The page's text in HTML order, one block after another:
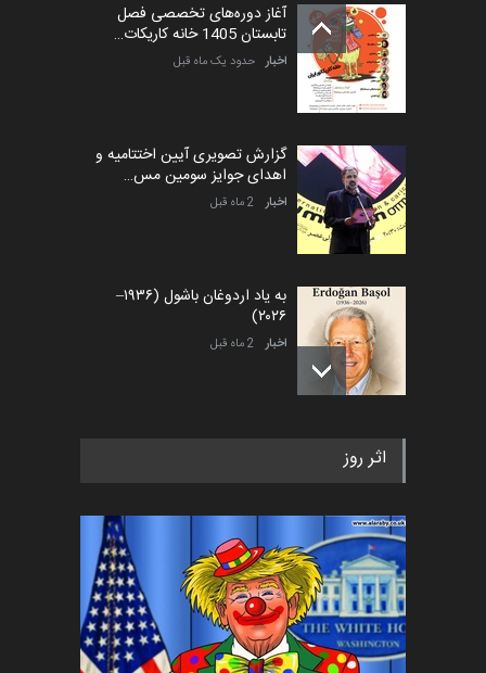
آغاز دوره‌های تخصصی فصل
تابستان 1405 خانه کاریکات…
اخبار حدود یک ماه قبل
گزارش تصویری آیین اختتامیه و
اهدای جوایز سومین مس…
اخبار 2 ماه قبل
به یاد اردوغان باشول (۱۹۳۶–
۲۰۲۶)
اخبار 2 ماه قبل
رویداد کارگاهی کارتون و پوستر
اخبار 5 ماه قبل
فراخوان رویداد کارگاهی کارتون و
پوستر "ایران سربل…
اخبار 6 ماه قبل
اثر روز